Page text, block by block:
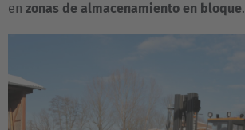
en zonas de almacenamiento en bloque.